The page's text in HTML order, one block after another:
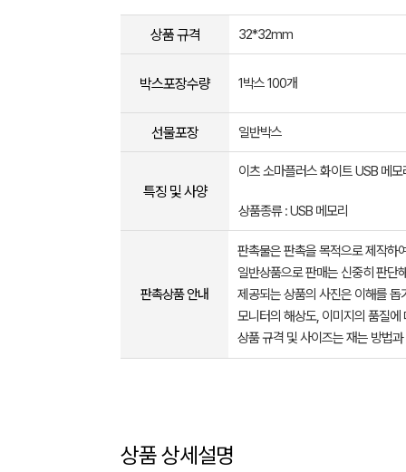
상품 규격 32*32mm
박스포장수량 1박스 100개
선물포장 일반박스
특징 및 사양
이츠 소마플러스 화이트 USB 메모
상품종류 : USB 메모리
판촉상품 안내
판촉물은 판촉을 목적으로 제작하
일반상품으로 판매는 신중히 판단
제공되는 상품의 사진은 이해를
모니터의 해상도, 이미지의 품질
상품 규격 및 사이즈는 재는 방법
상품 상세설명